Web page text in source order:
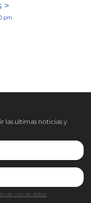
>
pm
las ultimas noticias y
de uso de datos